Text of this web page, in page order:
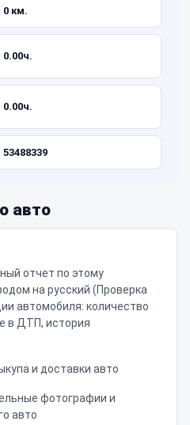
0 км.
0.00ч.
0.00ч.
53488339
авто
отчет по этому
на русский (Проверка
автомобиля: количество
в ДТП, история
и доставки авто
фотографии и
авто